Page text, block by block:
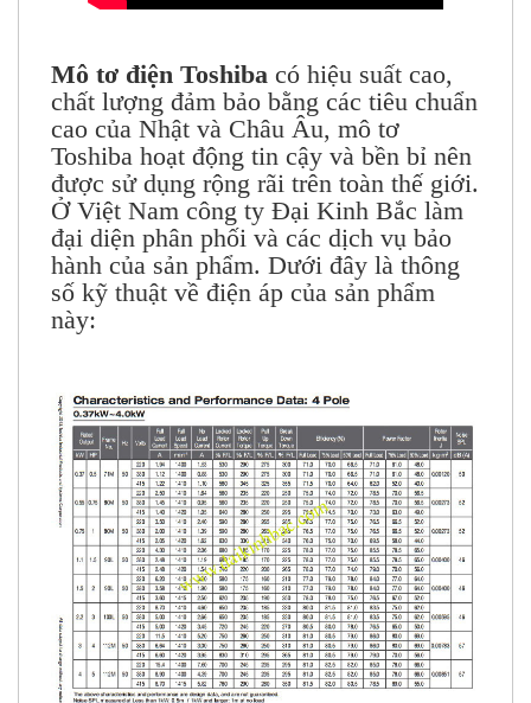
Mô tơ điện Toshiba có hiệu suất cao,
chất lượng đảm bảo bằng các tiêu chuẩn
cao của Nhật và Châu Âu, mô tơ
Toshiba hoạt động tin cậy và bền bỉ nên
được sử dụng rộng rãi trên toàn thế giới.
Ở Việt Nam công ty Đại Kinh Bắc làm
đại diện phân phối và các dịch vụ bảo
hành của sản phẩm. Dưới đây là thông
số kỹ thuật về điện áp của sản phẩm
này: